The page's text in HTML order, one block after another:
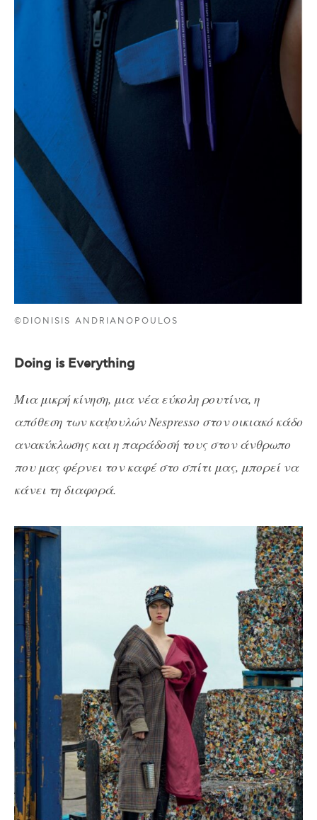
©DIONISIS ANDRIANOPOULOS
Doing is Everything
Μια μικρή κίνηση, μια νέα εύκολη ρουτίνα, η
απόθεση των καψουλών Nespresso στον οικιακό κάδο
ανακύκλωσης και η παράδοσή τους στον άνθρωπο
που μας φέρνει τον καφέ στο σπίτι μας, μπορεί να
κάνει τη διαφορά.